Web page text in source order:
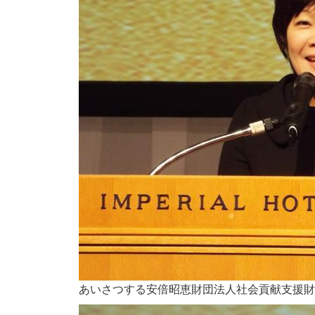
あいさつする安倍昭恵財団法人社会貢献支援